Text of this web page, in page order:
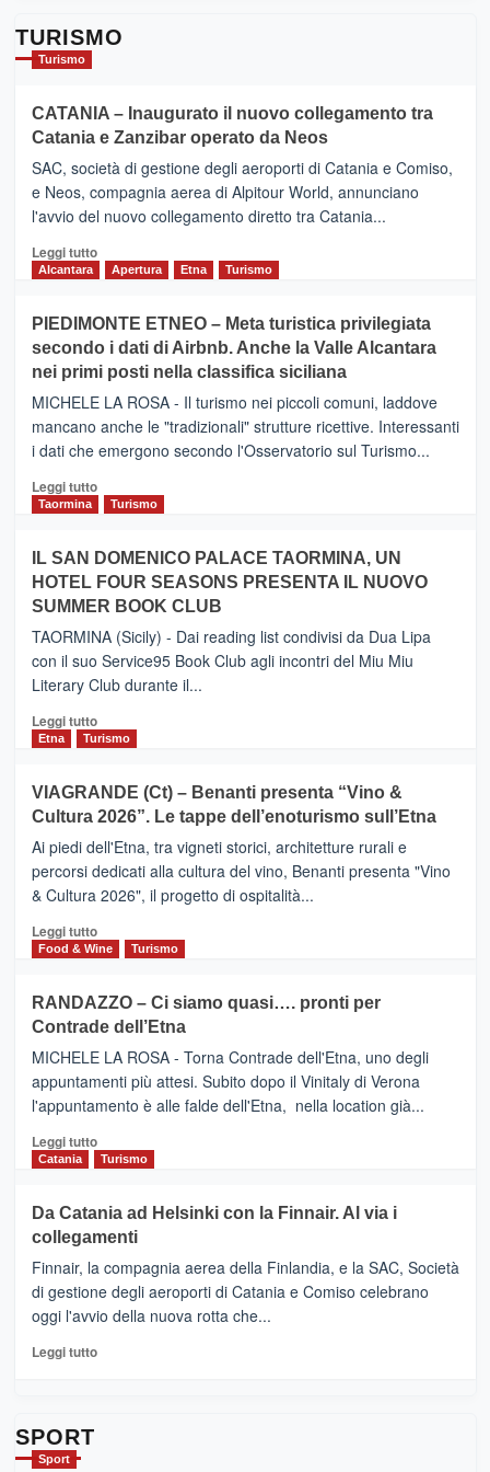
TURISMO
Turismo
CATANIA – Inaugurato il nuovo collegamento tra
Catania e Zanzibar operato da Neos
SAC, società di gestione degli aeroporti di Catania e Comiso,
e Neos, compagnia aerea di Alpitour World, annunciano
l'avvio del nuovo collegamento diretto tra Catania...
Leggi tuttoLeggi
CATANIA
–
Inaugurato
il
nuovo
collegamento
tra
e
Zanzibar
da
Neos
Alcantara Apertura Etna Turismo
PIEDIMONTE ETNEO – Meta turistica privilegiata
secondo i dati di Airbnb. Anche la Valle Alcantara
nei primi posti nella classifica siciliana
MICHELE LA ROSA - Il turismo nei piccoli comuni, laddove
mancano anche le "tradizionali" strutture ricettive. Interessanti
i dati che emergono secondo l'Osservatorio sul Turismo...
Leggi tuttoLeggi
PIEDIMONTE
ETNEO
–
Meta
turistica
privilegiata
secondo
dati
di
Anche
la
Alcantara
nei
primi
nella
classifica
Taormina Turismo
IL SAN DOMENICO PALACE TAORMINA, UN
HOTEL FOUR SEASONS PRESENTA IL NUOVO
SUMMER BOOK CLUB
TAORMINA (Sicily) - Dai reading list condivisi da Dua Lipa
con il suo Service95 Book Club agli incontri del Miu Miu
Literary Club durante il...
Leggi tuttoLeggi
di
IL
SAN
DOMENICO
PALACE
TAORMINA,
UN
HOTEL
FOUR
IL
NUOVO
SUMMER
CLUB
Etna Turismo
VIAGRANDE (Ct) – Benanti presenta “Vino &
Cultura 2026”. Le tappe dell’enoturismo sull’Etna
Ai piedi dell'Etna, tra vigneti storici, architetture rurali e
percorsi dedicati alla cultura del vino, Benanti presenta "Vino
& Cultura 2026", il progetto di ospitalità...
Leggi tuttoLeggi
di
VIAGRANDE
(Ct)
–
Benanti
presenta
“Vino
&
Cultura
tappe
dell’enoturismo
Food & Wine Turismo
RANDAZZO – Ci siamo quasi…. pronti per
Contrade dell’Etna
MICHELE LA ROSA - Torna Contrade dell'Etna, uno degli
appuntamenti più attesi. Subito dopo il Vinitaly di Verona
l'appuntamento è alle falde dell'Etna, nella location già...
Leggi tuttoLeggi
di
RANDAZZO
–
Ci
siamo
quasi….
pronti
per
Catania Turismo
Da Catania ad Helsinki con la Finnair. Al via i
collegamenti
Finnair, la compagnia aerea della Finlandia, e la SAC, Società
di gestione degli aeroporti di Catania e Comiso celebrano
oggi l'avvio della nuova rotta che...
Leggi tuttoLeggi
SPORT
Sport